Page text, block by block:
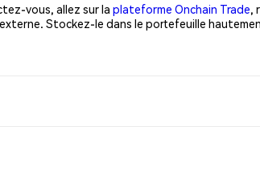
vous, allez sur la plateforme Onchain Trade,
Stockez-le dans le portefeuille